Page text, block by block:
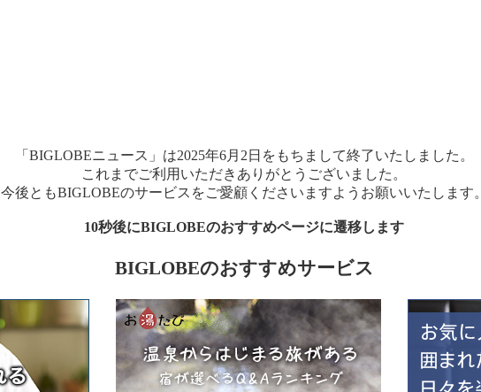
「BIGLOBEニュース」は2025年6月2日をもちまして終了いたしました。
これまでご利用いただきありがとうございました。
今後ともBIGLOBEのサービスをご愛顧くださいますようお願いいたします。
10秒後にBIGLOBEのおすすめページに遷移します
BIGLOBEのおすすめサービス